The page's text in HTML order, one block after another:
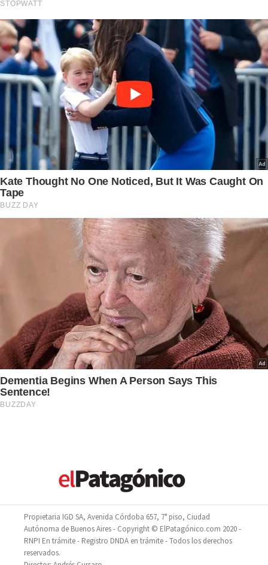
Propietaria IGD SA, Avenida Córdoba 657, 7° piso, Ciudad
Autónoma de Buenos Aires - Copyright © ElPatagónico.com 2020 -
RNPI En trámite - Registro DNDA en trámite - Todos los derechos
reservados.